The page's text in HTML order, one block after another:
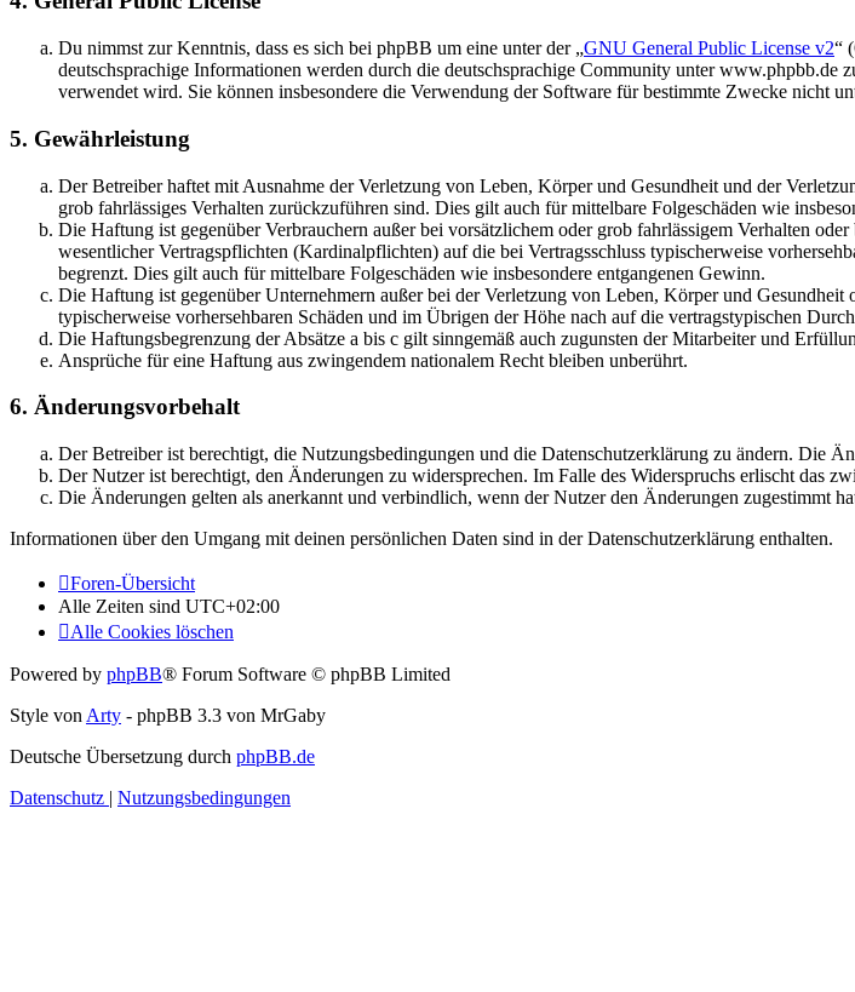
Du nimmst zur Kenntnis, dass es sich bei phpBB um eine unter der „GNU General Public License v2“
deutschsprachige Informationen werden durch die deutschsprachige Community unter
verwendet wird. Sie können insbesondere die Verwendung der Software für bestimmte Zwecke nicht
5. Gewährleistung
Der Betreiber haftet mit Ausnahme der Verletzung von Leben, Körper und Gesundheit und der
grob fahrlässiges Verhalten zurückzuführen sind. Dies gilt auch für mittelbare Folgeschäden wie
Die Haftung ist gegenüber Verbrauchern außer bei vorsätzlichem oder grob fahrlässigem Verhalten
wesentlicher Vertragspflichten (Kardinalpflichten) auf die bei Vertragsschluss typischerweise
begrenzt. Dies gilt auch für mittelbare Folgeschäden wie insbesondere entgangenen Gewinn.
Die Haftung ist gegenüber Unternehmern außer bei der Verletzung von Leben, Körper und
typischerweise vorhersehbaren Schäden und im Übrigen der Höhe nach auf die vertragstypischen
Die Haftungsbegrenzung der Absätze a bis c gilt sinngemäß auch zugunsten der Mitarbeiter und
Ansprüche für eine Haftung aus zwingendem nationalem Recht bleiben unberührt.
6. Änderungsvorbehalt
Der Betreiber ist berechtigt, die Nutzungsbedingungen und die Datenschutzerklärung zu ändern. Die
Der Nutzer ist berechtigt, den Änderungen zu widersprechen. Im Falle des Widerspruchs erlischt das
Die Änderungen gelten als anerkannt und verbindlich, wenn der Nutzer den Änderungen zugestimmt
Informationen über den Umgang mit deinen persönlichen Daten sind in der Datenschutzerklärung enthalten.
Foren-Übersicht
Alle Zeiten sind UTC+02:00
Alle Cookies löschen
Powered by phpBB® Forum Software © phpBB Limited
Style von Arty - phpBB 3.3 von MrGaby
Deutsche Übersetzung durch phpBB.de
Datenschutz | Nutzungsbedingungen